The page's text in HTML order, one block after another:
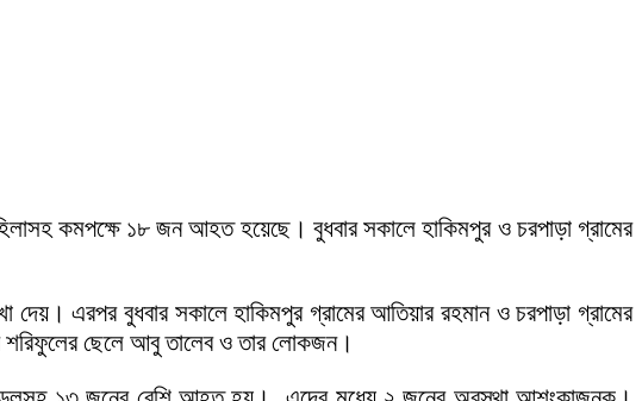
কমপক্ষে ১৮ জন আহত হয়েছে। বুধবার সকালে হাকিমপুর ও চরপাড়া গ্রামের
দেয়। এরপর বুধবার সকালে হাকিমপুর গ্রামের আতিয়ার রহমান ও চরপাড়া গ্রামের
শরিফুলের ছেলে আবু তালেব ও তার লোকজন।